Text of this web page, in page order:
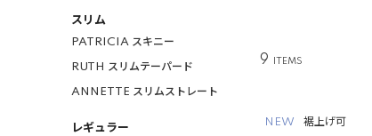
スリム
PATRICIA スキニー
RUTH スリムテーパード
ANNETTE スリムストレート
レギュラー
9
NEW 裾上げ可